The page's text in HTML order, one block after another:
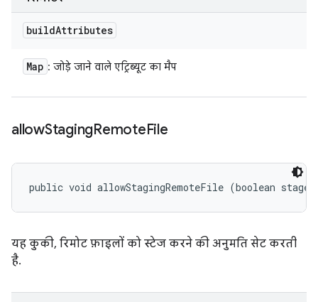
buildAttributes
Map : जोड़े जाने वाले एट्रिब्यूट का मैप
allowStagingRemoteFile
public void allowStagingRemoteFile (boolean
यह कुकी, रिमोट फ़ाइलों को स्टेज करने की अनुमति सेट करती
है.